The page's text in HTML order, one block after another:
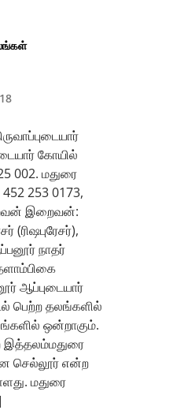
கோயில்
002. மதுரை
253 0173,
இறைவன்:
(ரிஷபுரேசர்),
நாதர்
ஆப்புடையார்
பெற்ற தலங்களில்
ஒன்றாகும்.
இத்தலம்மதுரை
செல்லூர் என்ற
மதுரை